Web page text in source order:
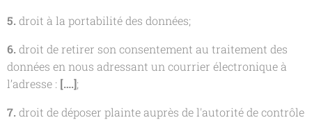
5. droit à la portabilité des données;
6. droit de retirer son consentement au traitement des
données en nous adressant un courrier électronique à
l’adresse : [….];
7. droit de déposer plainte auprès de l'autorité de contrôle